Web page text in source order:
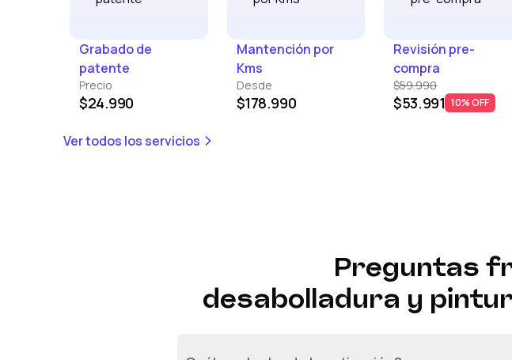
Grabado de
patente
Precio
$24.990
Mantención por
Kms
Desde
$178.990
Revisión pre-
compra
$59.990
$53.991 10% OFF
Ver todos los servicios
Preguntas
desabolladura y